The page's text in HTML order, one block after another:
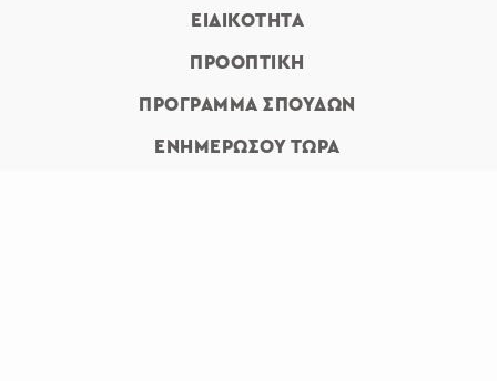
ΕΙΔΙΚΟΤΗΤΑ
ΠΡΟΟΠΤΙΚΗ
ΠΡΟΓΡΑΜΜΑ ΣΠΟΥΔΩΝ
ΕΝΗΜΕΡΩΣΟΥ ΤΩΡΑ